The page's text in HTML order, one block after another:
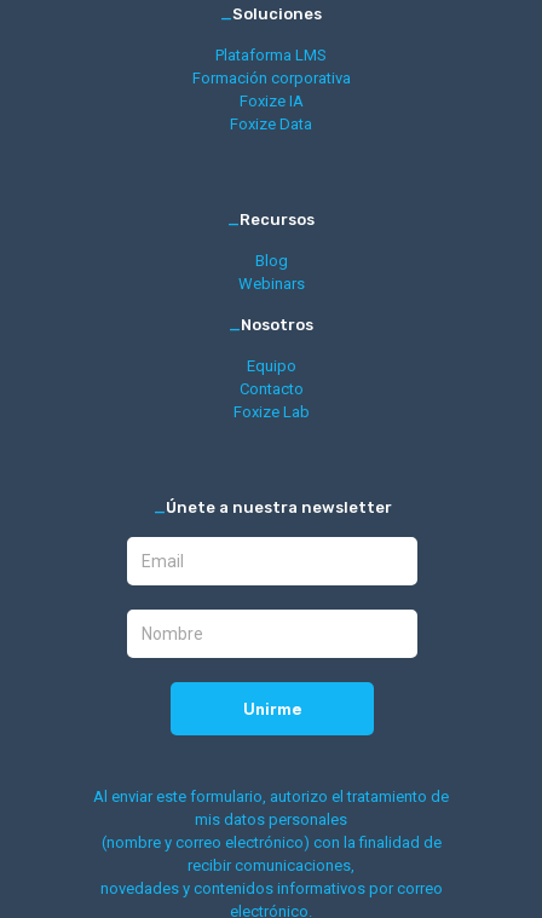
Soluciones
Plataforma LMS
Formación corporativa
Foxize IA
Foxize Data
Recursos
Blog
Webinars
Nosotros
Equipo
Contacto
Foxize Lab
Únete a nuestra newsletter
Al enviar este formulario, autorizo el tratamiento de
mis datos personales
(nombre y correo electrónico) con la finalidad de
recibir comunicaciones,
novedades y contenidos informativos por correo
electrónico.